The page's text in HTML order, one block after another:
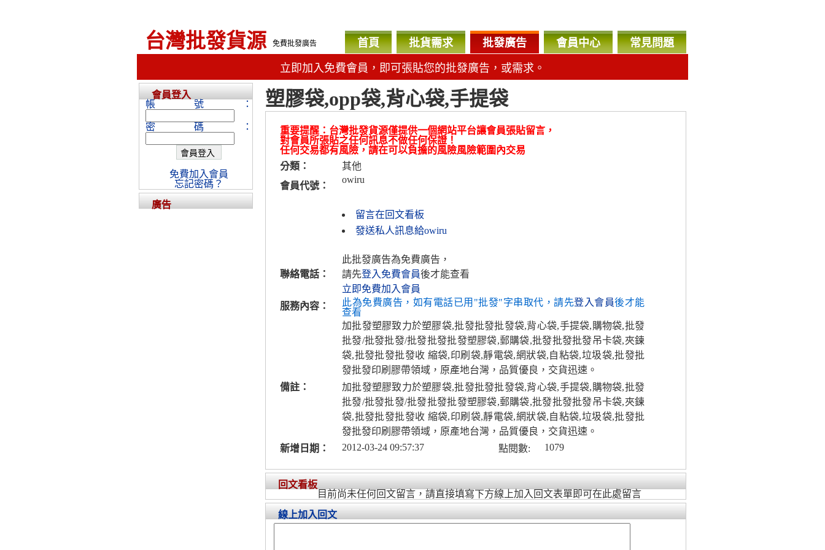
台灣批發貨源 免費批發廣告 首頁 批貨需求 批發廣告 會員中心 常見問題
立即加入免費會員，即可張貼您的批發廣告，或需求。
塑膠袋,opp袋,背心袋,手提袋
重要提醒：台灣批發貨源僅提供一個網站平台讓會員張貼留言，
對會員所張貼之任何訊息不做任何保證！
任何交易都有風險，請在可以負擔的風險風險範圍內交易
分類：
其他
會員代號：
owiru
留言在回文看板
發送私人訊息給owiru
聯絡電話：
此批發廣告為免費廣告，
請先登入免費會員後才能查看
立即免費加入會員
服務內容：
此為免費廣告，如有電話已用"批發"字串取代，請先登入會員後才能
查看
加批發塑膠致力於塑膠袋,批發批發批發袋,背心袋,手提袋,購物袋,批發
批發/批發批發/批發批發批發塑膠袋,郵購袋,批發批發批發吊卡袋,夾鍊
袋,批發批發批發收 縮袋,印刷袋,靜電袋,網狀袋,自粘袋,垃圾袋,批發批
發批發印刷膠帶領域，原產地台灣，品質優良，交貨迅速。
備註：
加批發塑膠致力於塑膠袋,批發批發批發袋,背心袋,手提袋,購物袋,批發
批發/批發批發/批發批發批發塑膠袋,郵購袋,批發批發批發吊卡袋,夾鍊
袋,批發批發批發收 縮袋,印刷袋,靜電袋,網狀袋,自粘袋,垃圾袋,批發批
發批發印刷膠帶領域，原產地台灣，品質優良，交貨迅速。
新增日期：
2012-03-24 09:57:37 點閱數: 1079
回文看板
目前尚未任何回文留言，請直接填寫下方線上加入回文表單即可在此處留言
線上加入回文
會員登入
帳號：
密碼：
免費加入會員
忘記密碼？
廣告